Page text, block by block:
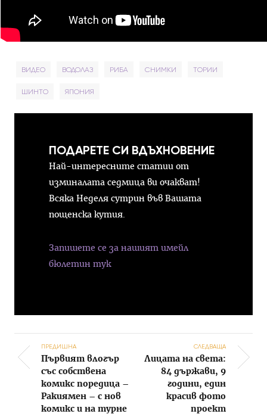
ВИДЕО ВОДОЛАЗ РИБА СНИМКИ ТОРИИ
ШИНТО ЯПОНИЯ
ПОДАРЕТЕ СИ ВДЪХНОВЕНИЕ
Най-интересните статии от
изминалата седмица ви очакват!
Всяка Неделя сутрин във Вашата
пощенска кутия.
Запишете се за нашият имейл
бюлетин тук
Post navigation
ПРЕДИШНА
Първият влогър
със собствена
комикс поредица –
Ракиямен – с нов
комикс и на турне
СЛЕДВАЩА
Лицата на света:
84 държави, 9
години, един
красив фото
проект